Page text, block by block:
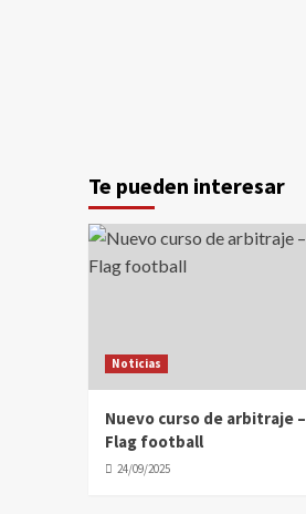
Te pueden interesar
Noticias
Nuevo curso de arbitraje –
Flag football
24/09/2025